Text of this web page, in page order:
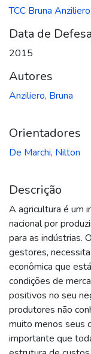
TCC Bruna
Data de Defesa
2015
Autores
Anziliero, Bruna
Orientadores
De Marchi, Nilton
Descrição
A agricultura é um
nacional por
para as indústrias.
gestores,
econômica que
condições de
positivos no seu
produtores não
muito menos seus
importante que